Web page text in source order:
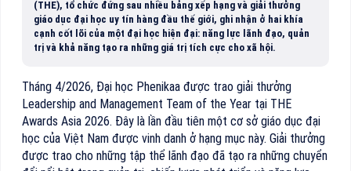
(THE), tổ chức đứng sau nhiều bảng xếp hạng và giải thưởng
giáo dục đại học uy tín hàng đầu thế giới, ghi nhận ở hai khía
cạnh cốt lõi của một đại học hiện đại: năng lực lãnh đạo, quản
trị và khả năng tạo ra những giá trị tích cực cho xã hội.
Tháng 4/2026, Đại học Phenikaa được trao giải thưởng
Leadership and Management Team of the Year tại THE
Awards Asia 2026. Đây là lần đầu tiên một cơ sở giáo dục đại
học của Việt Nam được vinh danh ở hạng mục này. Giải thưởng
được trao cho những tập thể lãnh đạo đã tạo ra những chuyển